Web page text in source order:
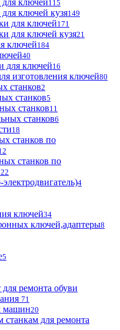
для ключей115
ключей кузя149
для ключей171
для ключей кузя21
ключей184
40
для ключей16
изготовления ключей80
станков2
станков5
станков11
станков6
18
станков по
станков по
22
4
ключей34
ключей,адаптеры8
5
ремонта обуви
71
машин20
станкам для ремонта